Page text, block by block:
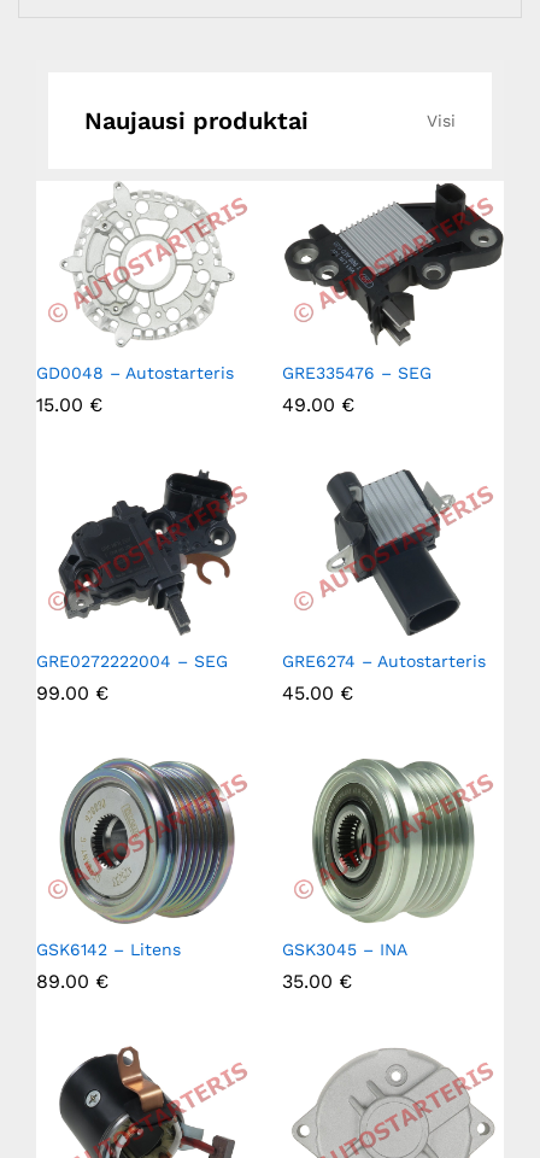
Naujausi produktai Visi
GD0048 – Autostarteris
15.00 €
GRE335476 – SEG
49.00 €
GRE0272222004 – SEG
99.00 €
GRE6274 – Autostarteris
45.00 €
GSK6142 – Litens
89.00 €
GSK3045 – INA
35.00 €